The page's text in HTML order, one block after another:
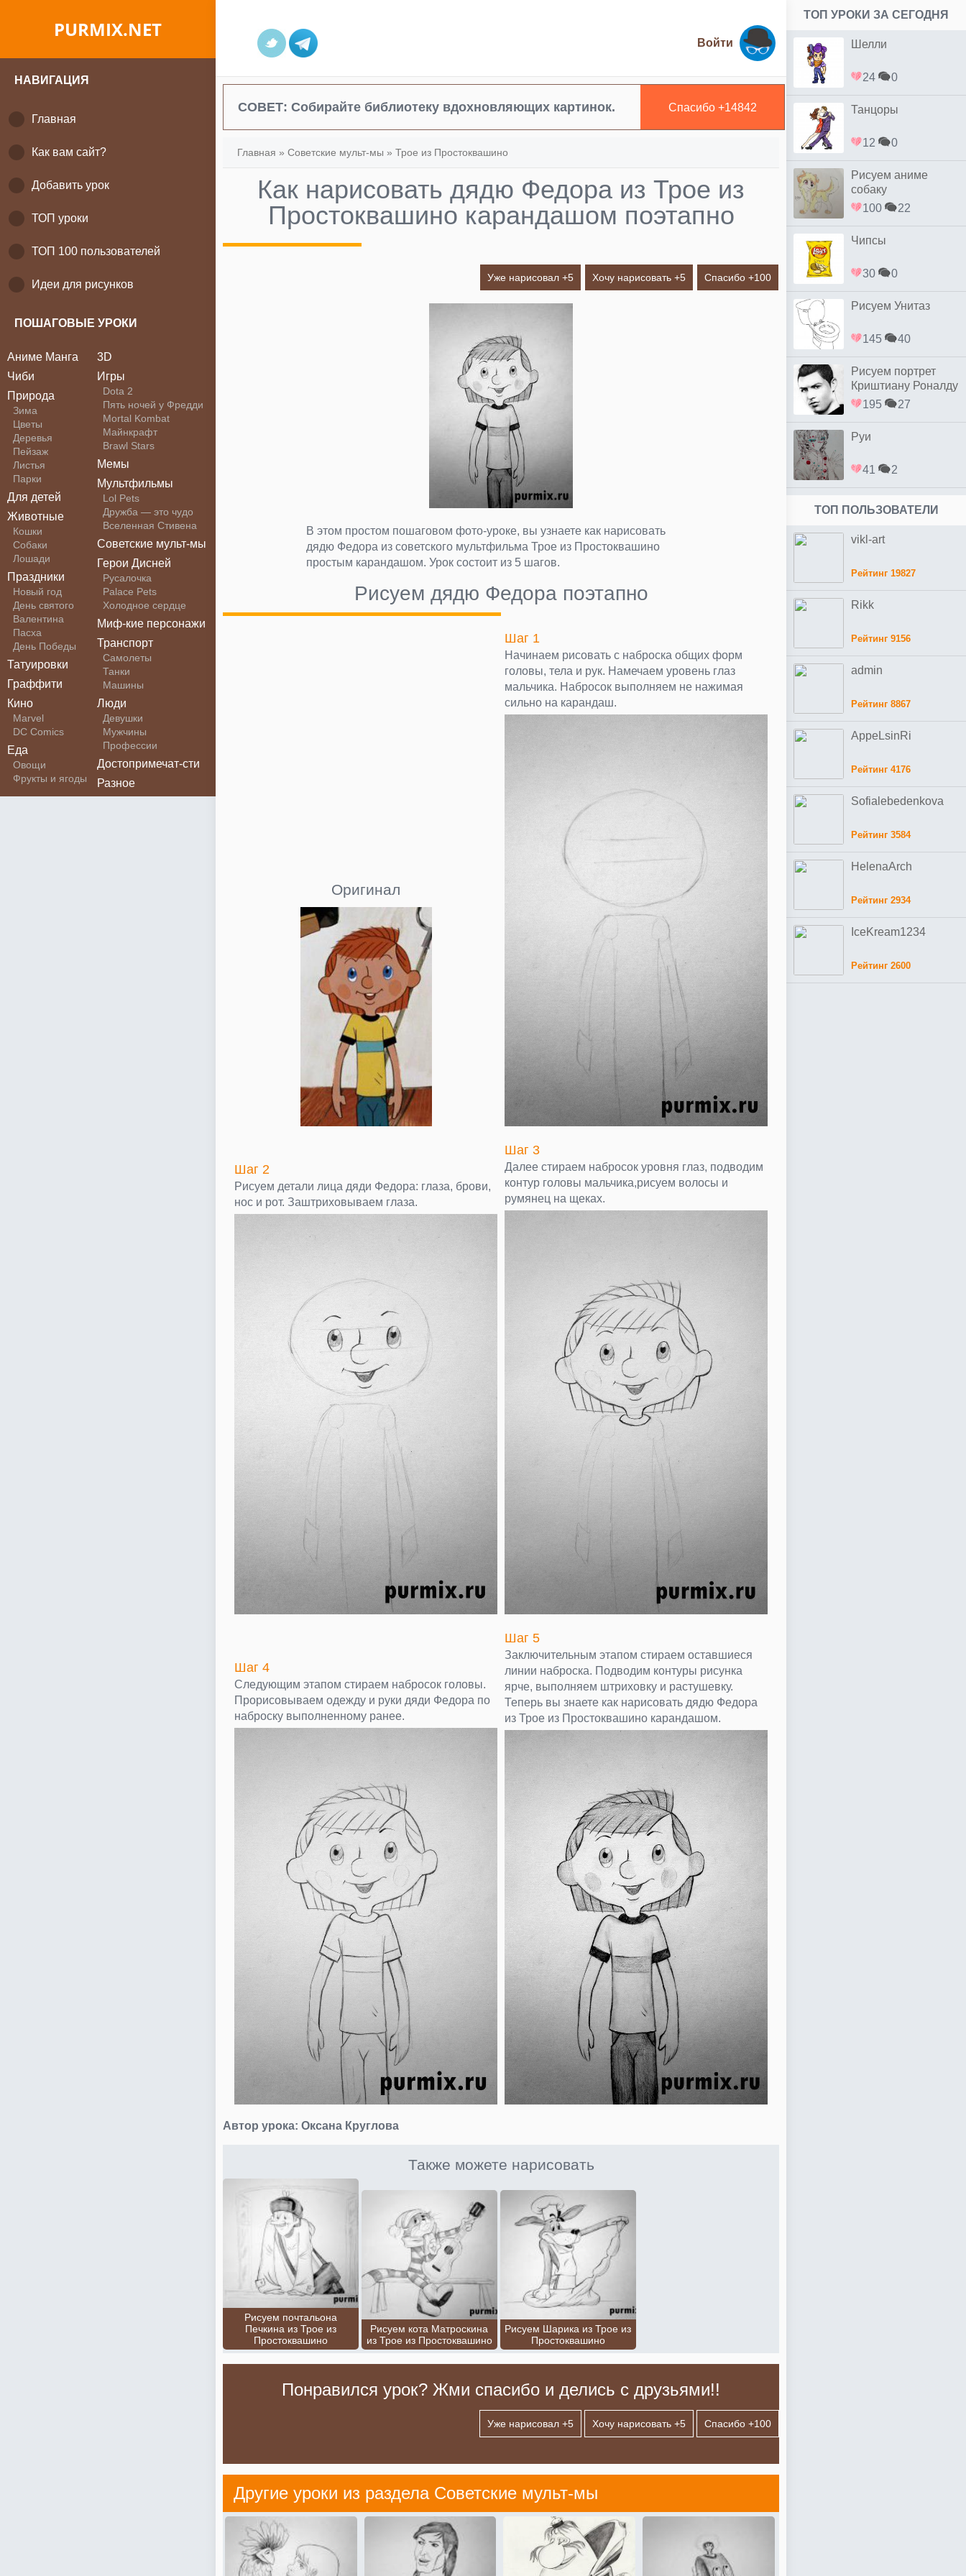
PURMIX.NET
НАВИГАЦИЯ
Главная
Как вам сайт?
Добавить урок
ТОП уроки
ТОП 100 пользователей
Идеи для рисунков
ПОШАГОВЫЕ УРОКИ
Аниме Манга
Чиби
Природа
Зима
Цветы
Деревья
Пейзаж
Листья
Парки
Для детей
Животные
Кошки
Собаки
Лошади
Праздники
Новый год
День святого
Валентина
Пасха
День Победы
Татуировки
Граффити
Кино
Marvel
DC Comics
Еда
Овощи
Фрукты и ягоды
3D
Игры
Dota 2
Пять ночей у Фредди
Mortal Kombat
Майнкрафт
Brawl Stars
Мемы
Мультфильмы
Lol Pets
Дружба — это чудо
Вселенная Стивена
Советские мульт-мы
Герои Дисней
Русалочка
Palace Pets
Холодное сердце
Миф-кие персонажи
Транспорт
Самолеты
Танки
Машины
Люди
Девушки
Мужчины
Профессии
Достопримечат-сти
Разное
Войти
СОВЕТ: Собирайте библиотеку вдохновляющих картинок. Спасибо +14842
Главная » Советские мульт-мы » Трое из Простоквашино
Как нарисовать дядю Федора из Трое из
Простоквашино карандашом поэтапно
Уже нарисовал +5 Хочу нарисовать +5 Спасибо +100
В этом простом пошаговом фото-уроке, вы узнаете как нарисовать
дядю Федора из советского мультфильма Трое из Простоквашино
простым карандашом. Урок состоит из 5 шагов.
Рисуем дядю Федора поэтапно
Оригинал
Шаг 1
Начинаем рисовать с наброска общих форм
головы, тела и рук. Намечаем уровень глаз
мальчика. Набросок выполняем не нажимая
сильно на карандаш.
Шаг 2
Рисуем детали лица дяди Федора: глаза, брови,
нос и рот. Заштриховываем глаза.
Шаг 3
Далее стираем набросок уровня глаз, подводим
контур головы мальчика,рисуем волосы и
румянец на щеках.
Шаг 4
Следующим этапом стираем набросок головы.
Прорисовываем одежду и руки дяди Федора по
наброску выполненному ранее.
Шаг 5
Заключительным этапом стираем оставшиеся
линии наброска. Подводим контуры рисунка
ярче, выполняем штриховку и растушевку.
Теперь вы знаете как нарисовать дядю Федора
из Трое из Простоквашино карандашом.
Автор урока: Оксана Круглова
Также можете нарисовать
Рисуем почтальона
Печкина из Трое из
Простоквашино
Рисуем кота Матроскина
из Трое из Простоквашино
Рисуем Шарика из Трое из
Простоквашино
Понравился урок? Жми спасибо и делись с друзьями!!
Уже нарисовал +5 Хочу нарисовать +5 Спасибо +100
Другие уроки из раздела Советские мульт-мы
ТОП УРОКИ ЗА СЕГОДНЯ
Шелли
24 0
Танцоры
12 0
Рисуем аниме
собаку
100
22
Чипсы
30 0
Рисуем Унитаз
145 40
Рисуем портрет
Криштиану Роналду
простым
195 27
Руи
41 2
ТОП ПОЛЬЗОВАТЕЛИ
vikl-art
Рейтинг 19827
Rikk
Рейтинг 9156
admin
Рейтинг 8867
AppeLsinRi
Рейтинг 4176
Sofialebedenkova
Рейтинг 3584
HelenaArch
Рейтинг 2934
IceKream1234
Рейтинг 2600